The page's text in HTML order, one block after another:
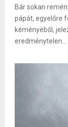
Bár sokan
pápát, egyelőre
kéményéből,
eredménytelen...